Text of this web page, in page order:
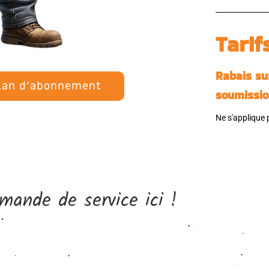
d'abonnement
Rabais
Ne s'applique